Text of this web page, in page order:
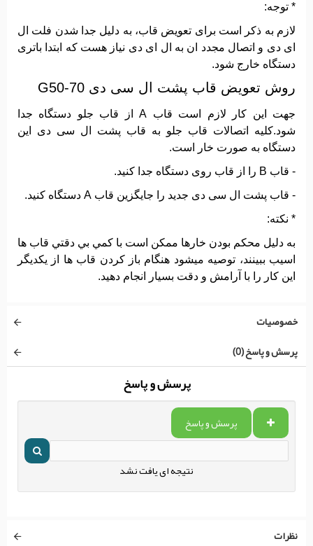
* توجه:
لازم به ذکر است برای تعویض قاب، به دلیل جدا شدن فلت ال
ای دی و اتصال مجدد ان به ال ای دی نیاز هست که ابتدا باتری
دستگاه خارج شود.
روش تعویض قاب پشت ال سی دی G50-70
جهت این کار لازم است قاب A از قاب جلو دستگاه جدا
شود.کلیه اتصالات قاب جلو به قاب پشت ال سی دی این
دستگاه به صورت خار است.
- قاب B را از قاب روی دستگاه جدا کنید.
- قاب پشت ال سی دی جدید را جایگزین قاب A دستگاه کنید.
* نکته:
به دليل محکم بودن خارها ممکن است با کمي بي دقتي قاب ها
اسيب ببينند، توصيه ميشود هنگام باز کردن قاب ها از يکديگر
اين کار را با آرامش و دقت بسيار انجام دهيد.
خصوصیات
پرسش و پاسخ (0)
پرسش و پاسخ
پرسش و پاسخ
نتیجه ای یافت نشد
نظرات